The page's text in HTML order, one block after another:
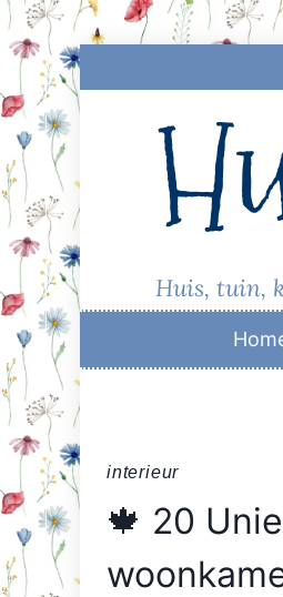
Skip
to
Huis, tuin,
interieur
🍁 20